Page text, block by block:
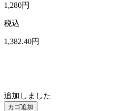
1,280円
税込
1,382.40円
追加しました
カゴ追加